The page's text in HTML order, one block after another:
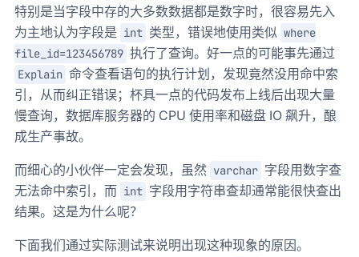
特别是当字段中存的大多数数据都是数字时，很容易先入
为主地认为字段是 int 类型，错误地使用类似 where
file_id=123456789 执行了查询。好一点的可能事先通过
Explain 命令查看语句的执行计划，发现竟然没用命中索
引，从而纠正错误；杯具一点的代码发布上线后出现大量
慢查询，数据库服务器的 CPU 使用率和磁盘 IO 飙升，酿
成生产事故。
而细心的小伙伴一定会发现，虽然 varchar 字段用数字查
无法命中索引，而 int 字段用字符串查却通常能很快查出
结果。这是为什么呢？
下面我们通过实际测试来说明出现这种现象的原因。